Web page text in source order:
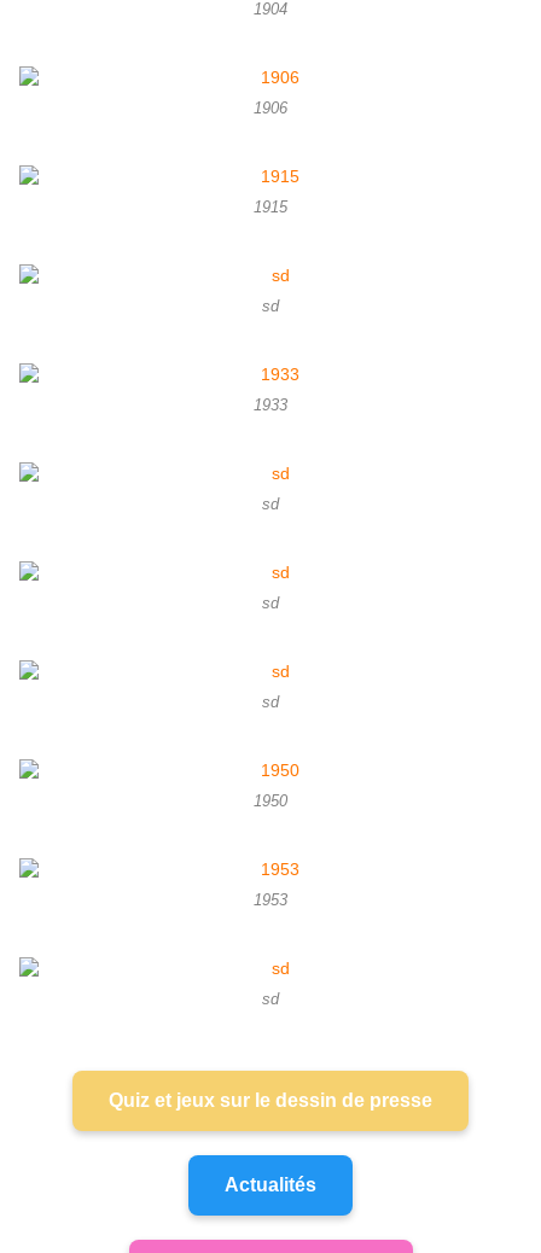
1904
1906
1915
sd
1933
sd
sd
sd
1950
1953
sd
Quiz et jeux sur le dessin de presse
Actualités